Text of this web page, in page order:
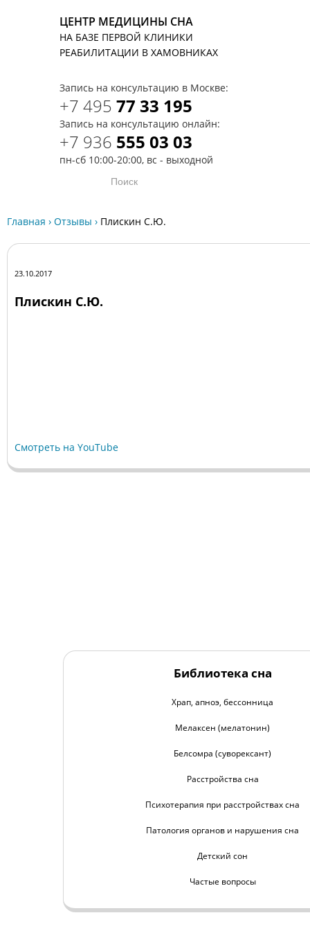
ЦЕНТР МЕДИЦИНЫ СНА
НА БАЗЕ ПЕРВОЙ КЛИНИКИ
РЕАБИЛИТАЦИИ В ХАМОВНИКАХ
Запись на консультацию в Москве:
+7 495 77 33 195
Запись на консультацию онлайн:
+7 936 555 03 03
пн-сб 10:00-20:00, вс - выходной
Главная › Отзывы › Плискин С.Ю.
23.10.2017
Плискин С.Ю.
Смотреть на YouTube
Библиотека сна
Храп, апноэ, бессонница
Мелаксен (мелатонин)
Белсомра (суворексант)
Расстройства сна
Психотерапия при расстройствах сна
Патология органов и нарушения сна
Детский сон
Частые вопросы